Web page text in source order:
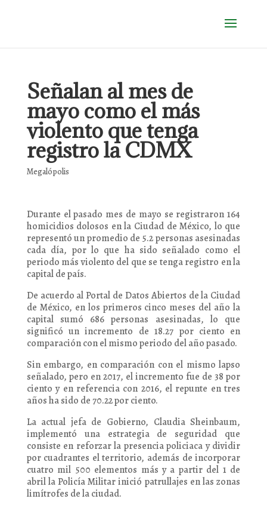
Señalan al mes de
mayo como el más
violento que tenga
registro la CDMX
Megalópolis
Durante el pasado mes de mayo se registraron 164
homicidios dolosos en la Ciudad de México, lo que
representó un promedio de 5.2 personas asesinadas
cada día, por lo que ha sido señalado como el
periodo más violento del que se tenga registro en la
capital de país.
De acuerdo al Portal de Datos Abiertos de la Ciudad
de México, en los primeros cinco meses del año la
capital sumó 686 personas asesinadas, lo que
significó un incremento de 18.27 por ciento en
comparación con el mismo periodo del año pasado.
Sin embargo, en comparación con el mismo lapso
señalado, pero en 2017, el incremento fue de 38 por
ciento y en referencia con 2016, el repunte en tres
años ha sido de 70.22 por ciento.
La actual jefa de Gobierno, Claudia Sheinbaum,
implementó una estrategia de seguridad que
consiste en reforzar la presencia policiaca y dividir
por cuadrantes el territorio, además de incorporar
cuatro mil 500 elementos más y a partir del 1 de
abril la Policía Militar inició patrullajes en las zonas
limítrofes de la ciudad.